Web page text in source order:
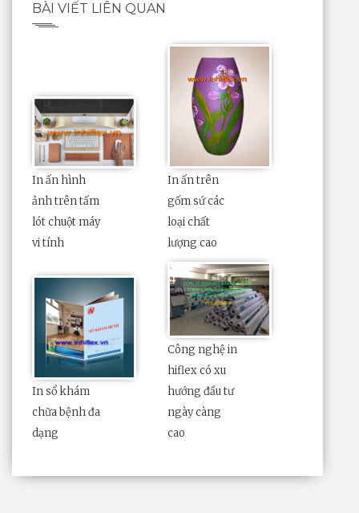
BÀI VIẾT LIÊN QUAN
In ấn hình
ảnh trên tấm
lót chuột máy
vi tính
In ấn trên
gốm sứ các
loại chất
lượng cao
In sổ khám
chữa bệnh đa
dạng
Công nghệ in
hiflex có xu
hướng đầu tư
ngày càng
cao